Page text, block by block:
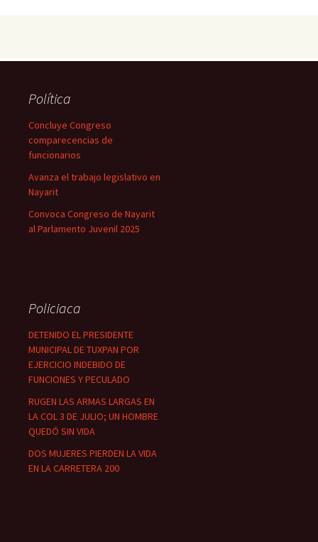
Política
Concluye Congreso
comparecencias de
funcionarios
Avanza el trabajo legislativo en
Nayarit
Convoca Congreso de Nayarit
al Parlamento Juvenil 2025
Policiaca
DETENIDO EL PRESIDENTE
MUNICIPAL DE TUXPAN POR
EJERCICIO INDEBIDO DE
FUNCIONES Y PECULADO
RUGEN LAS ARMAS LARGAS EN
LA COL 3 DE JULIO; UN HOMBRE
QUEDÓ SIN VIDA
DOS MUJERES PIERDEN LA VIDA
EN LA CARRETERA 200